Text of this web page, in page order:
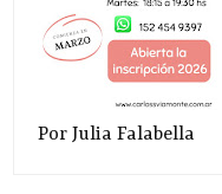
Por Julia Falabella